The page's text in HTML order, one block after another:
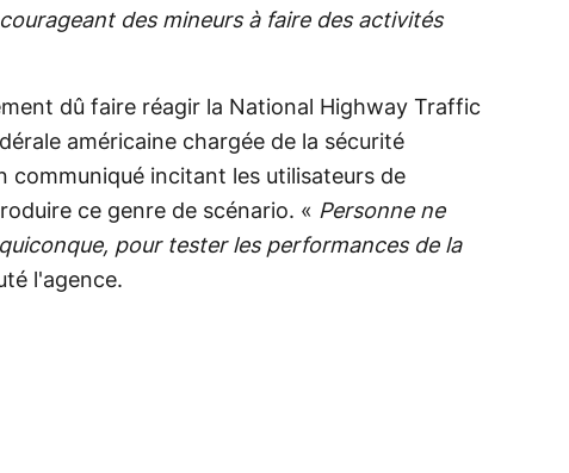
des mineurs à faire des activités
dû faire réagir la National Highway Traffic
américaine chargée de la sécurité
communiqué incitant les utilisateurs de
ce genre de scénario. « Personne ne
pour tester les performances de la
l'agence.